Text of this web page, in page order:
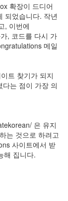
확장이 드디어
되었습니다. 작년
, 이번에
, 코드를 다시 가
메일
트 찾기가 되지
는 점이 가장 의
은 유지
는 것으로 하려고
사이트에서 받
해 집니다.